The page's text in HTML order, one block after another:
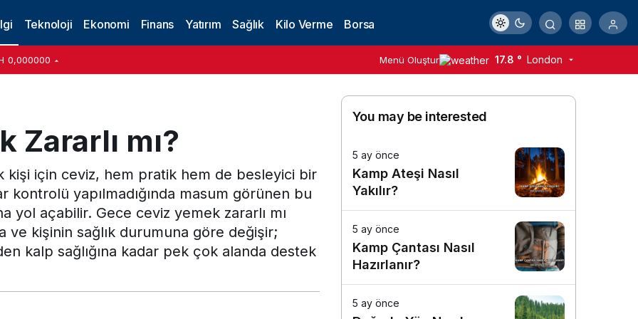
Teknoloji Ekonomi Finans Yatırım Sağlık Kilo Verme Borsa
0,000000 Menü Oluştur 17.8 ° London
Zararlı mı?
kişi için ceviz, hem pratik hem de besleyici bir
yapılmadığında masum görünen bu
yol açabilir. Gece ceviz yemek zararlı mı
ve kişinin sağlık durumuna göre değişir;
kalp sağlığına kadar pek çok alanda destek
You may be interested
5 ay önce
Kamp Ateşi Nasıl
Yakılır?
5 ay önce
Kamp Çantası Nasıl
Hazırlanır?
5 ay önce